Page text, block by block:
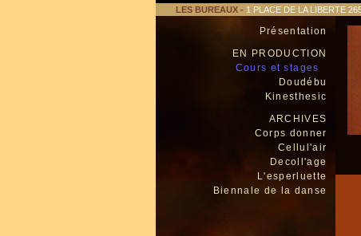
LES BUREAUX- 1 PLACE DE LA LIBERTE
Présentation
EN PRODUCTION
Cours et stages
Doudébu
Kinesthesic
ARCHIVES
Corps donner
Cellul'air
Decoll'age
L'esperluette
Biennale de la danse